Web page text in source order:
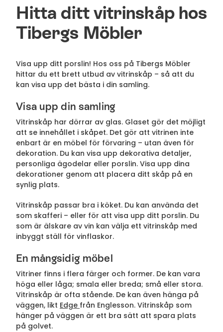
Hitta ditt vitrinskåp hos
Tibergs Möbler
Visa upp ditt porslin! Hos oss på Tibergs Möbler
hittar du ett brett utbud av vitrinskåp – så att du
kan visa upp det bästa i din samling.
Visa upp din samling
Vitrinskåp har dörrar av glas. Glaset gör det möjligt
att se innehållet i skåpet. Det gör att vitrinen inte
enbart är en möbel för förvaring – utan även för
dekoration. Du kan visa upp dekorativa detaljer,
personliga ägodelar eller porslin. Visa upp dina
dekorationer genom att placera ditt skåp på en
synlig plats.
Vitrinskåp passar bra i köket. Du kan använda det
som skafferi – eller för att visa upp ditt porslin. Du
som är älskare av vin kan välja ett vitrinskåp med
inbyggt ställ för vinflaskor.
En mångsidig möbel
Vitriner finns i flera färger och former. De kan vara
höga eller låga; smala eller breda; små eller stora.
Vitrinskåp är ofta stående. De kan även hänga på
väggen, likt Edge från Englesson. Vitrinskåp som
hänger på väggen är ett bra sätt att spara plats
på golvet.